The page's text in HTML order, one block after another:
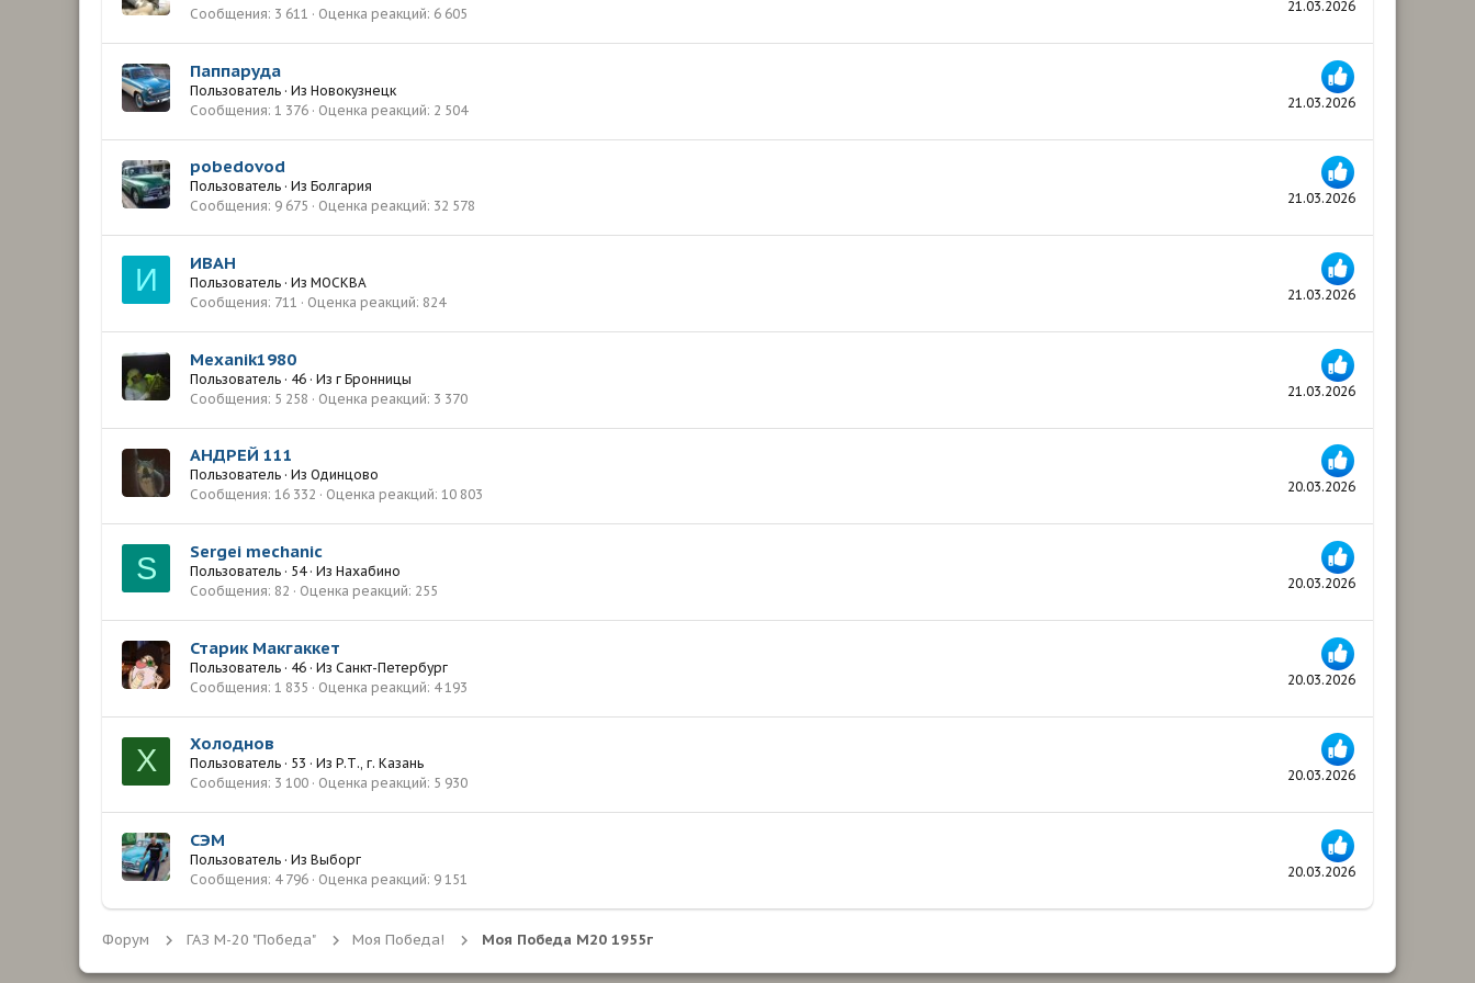
21.03.2026
Сообщения 3 611 Оценка реакций 6 605
21.03.2026
Паппаруда
Пользователь · Из Новокузнецк
Сообщения 1 376 Оценка реакций 2 504
21.03.2026
pobedovod
Пользователь · Из Болгария
Сообщения 9 675 Оценка реакций 32 578
И 21.03.2026
ИВАН
Пользователь · Из МОСКВА
Сообщения 711 Оценка реакций 824
21.03.2026
Mexanik1980
Пользователь · 46 · Из г Бронницы
Сообщения 5 258 Оценка реакций 3 370
20.03.2026
АНДРЕЙ 111
Пользователь · Из Одинцово
Сообщения 16 332 Оценка реакций 10 803
S 20.03.2026
Sergei mechanic
Пользователь · 54 · Из Нахабино
Сообщения 82 Оценка реакций 255
20.03.2026
Старик Макгаккет
Пользователь · 46 · Из Санкт-Петербург
Сообщения 1 835 Оценка реакций 4 193
Х 20.03.2026
Холоднов
Пользователь · 53 · Из Р.Т., г. Казань
Сообщения 3 100 Оценка реакций 5 930
20.03.2026
СЭМ
Пользователь · Из Выборг
Сообщения 4 796 Оценка реакций 9 151
Форум ГАЗ М-20 "Победа" Моя Победа! Моя Победа М20 1955г